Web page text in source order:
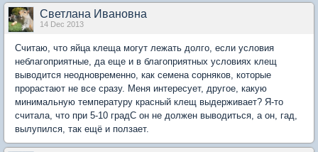
Светлана Ивановна
14 Dec 2013
Считаю, что яйца клеща могут лежать долго, если условия
неблагоприятные, да еще и в благоприятных условиях клещ
выводится неодновременно, как семена сорняков, которые
прорастают не все сразу. Меня интересует, другое, какую
минимальную температуру красный клещ выдерживает? Я-то
считала, что при 5-10 градС он не должен выводиться, а он, гад,
вылупился, так ещё и ползает.